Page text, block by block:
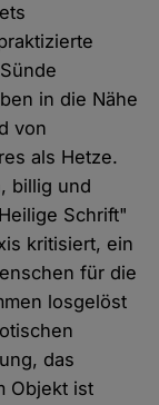
in die Nähe
von
als Hetze.
billig und
Schrift"
kritisiert, ein
für die
losgelöst
das
Objekt ist